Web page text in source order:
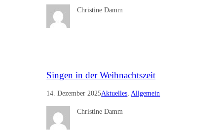
Christine Damm
Singen in der Weihnachtszeit
14. Dezember 2025Aktuelles, Allgemein
Christine Damm